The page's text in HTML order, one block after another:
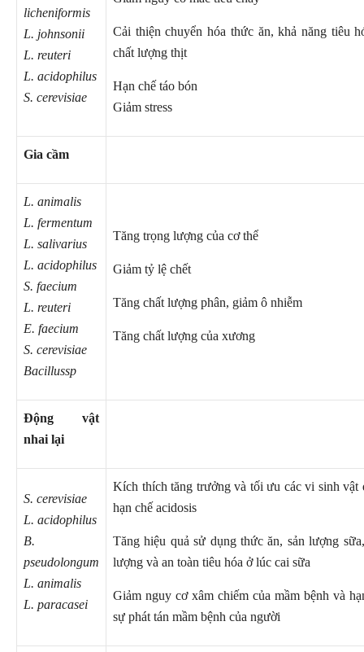
licheniformis
L. johnsonii
L. reuteri
L. acidophilus
S. cerevisiae
Cải thiện chuyển hóa thức ăn, khả năng tiêu
chất lượng thịt
Hạn chế táo bón
Giảm stress
Gia cầm
L. animalis
L. fermentum
L. salivarius
L. acidophilus
S. faecium
L. reuteri
E. faecium
S. cerevisiae
Bacillussp
Tăng trọng lượng của cơ thể
Giảm tỷ lệ chết
Tăng chất lượng phân, giảm ô nhiễm
Tăng chất lượng của xương
Động vật
nhai lại
S. cerevisiae
L. acidophilus
B.
pseudolongum
L. animalis
L. paracasei
Kích thích tăng trưởng và tối ưu các vi sinh vật
hạn chế acidosis
Tăng hiệu quả sử dụng thức ăn, sản lượng
lượng và an toàn tiêu hóa ở lúc cai sữa
Giảm nguy cơ xâm chiếm của mầm bệnh và
sự phát tán mầm bệnh của người